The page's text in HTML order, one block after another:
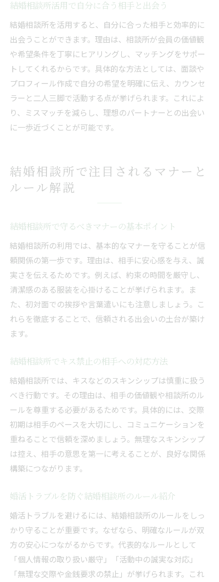
結婚相談所活用で自分に合う相手と出会う
結婚相談所を活用すると、自分に合った相手と効率的に
出会うことができます。理由は、相談所が会員の価値観
や希望条件を丁寧にヒアリングし、マッチングをサポー
トしてくれるからです。具体的な方法としては、面談や
プロフィール作成で自分の希望を明確に伝え、カウンセ
ラーと二人三脚で活動する点が挙げられます。これによ
り、ミスマッチを減らし、理想のパートナーとの出会い
に一歩近づくことが可能です。
結婚相談所で注目されるマナーと
ルール解説
結婚相談所で守るべきマナーの基本ポイント
結婚相談所の利用では、基本的なマナーを守ることが信
頼関係の第一歩です。理由は、相手に安心感を与え、誠
実さを伝えるためです。例えば、約束の時間を厳守し、
清潔感のある服装を心掛けることが挙げられます。ま
た、初対面での挨拶や言葉遣いにも注意しましょう。こ
れらを徹底することで、信頼される出会いの土台が築け
ます。
結婚相談所でキス禁止の相手への対応方法
結婚相談所では、キスなどのスキンシップは慎重に扱う
べき行動です。その理由は、相手の価値観や相談所のル
ールを尊重する必要があるためです。具体的には、交際
初期は相手のペースを大切にし、コミュニケーションを
重ねることで信頼を深めましょう。無理なスキンシップ
は控え、相手の意思を第一に考えることが、良好な関係
構築につながります。
婚活トラブルを防ぐ結婚相談所のルール紹介
婚活トラブルを避けるには、結婚相談所のルールをしっ
かり守ることが重要です。なぜなら、明確なルールが双
方の安心につながるからです。代表的なルールとして
「個人情報の取り扱い厳守」「活動中の誠実な対応」
「無理な交際や金銭要求の禁止」が挙げられます。これ